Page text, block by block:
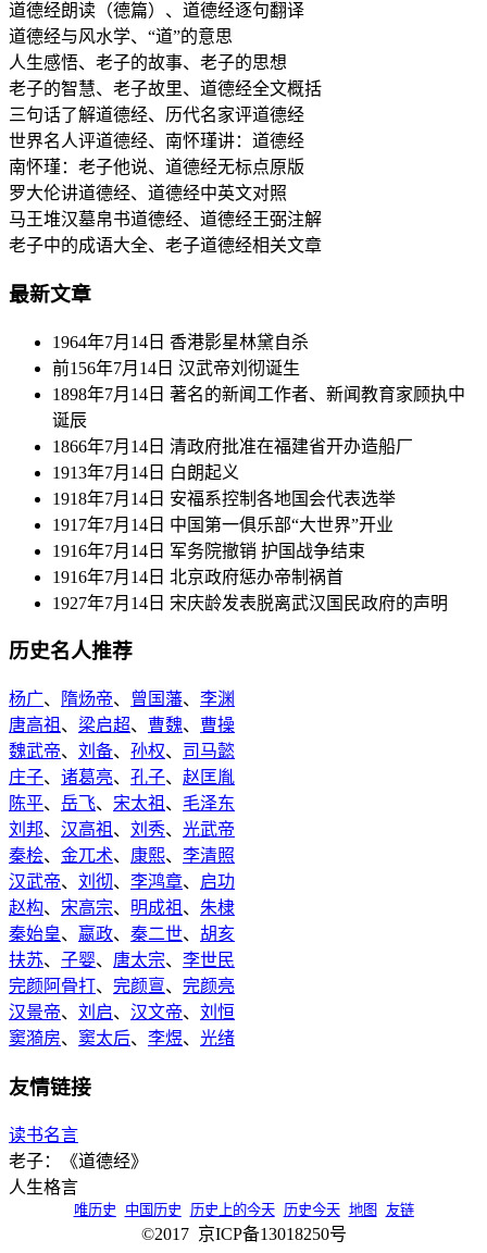
道德经朗读（德篇）、道德经逐句翻译
道德经与风水学、“道”的意思
人生感悟、老子的故事、老子的思想
老子的智慧、老子故里、道德经全文概括
三句话了解道德经、历代名家评道德经
世界名人评道德经、南怀瑾讲：道德经
南怀瑾：老子他说、道德经无标点原版
罗大伦讲道德经、道德经中英文对照
马王堆汉墓帛书道德经、道德经王弼注解
老子中的成语大全、老子道德经相关文章
最新文章
1964年7月14日 香港影星林黛自杀
前156年7月14日 汉武帝刘彻诞生
1898年7月14日 著名的新闻工作者、新闻教育家顾执中
诞辰
1866年7月14日 清政府批准在福建省开办造船厂
1913年7月14日 白朗起义
1918年7月14日 安福系控制各地国会代表选举
1917年7月14日 中国第一俱乐部“大世界”开业
1916年7月14日 军务院撤销 护国战争结束
1916年7月14日 北京政府惩办帝制祸首
1927年7月14日 宋庆龄发表脱离武汉国民政府的声明
历史名人推荐
杨广、 隋炀帝、 曾国藩、 李渊
唐高祖 、 梁启超、 曹魏、 曹操
魏武帝、 刘备、 孙权、 司马懿
庄子、 诸葛亮、 孔子、 赵匡胤
陈平、 岳飞、 宋太祖 、 毛泽东
刘邦、 汉高祖 、 刘秀、 光武帝
秦桧、 金兀术、 康熙、 李清照
汉武帝、 刘彻、 李鸿章、 启功
赵构、 宋高宗、 明成祖 、 朱棣
秦始皇、 嬴政、 秦二世、 胡亥
扶苏、 子婴、 唐太宗、 李世民
完颜阿骨打、 完颜亶、 完颜亮
汉景帝、 刘启、 汉文帝、 刘恒
窦漪房、 窦太后、 李煜、 光绪
友情链接
读书名言
老子：《道德经》
人生格言
唯历史 中国历史 历史上的今天 历史今天 地图 友链
©2017 京ICP备13018250号